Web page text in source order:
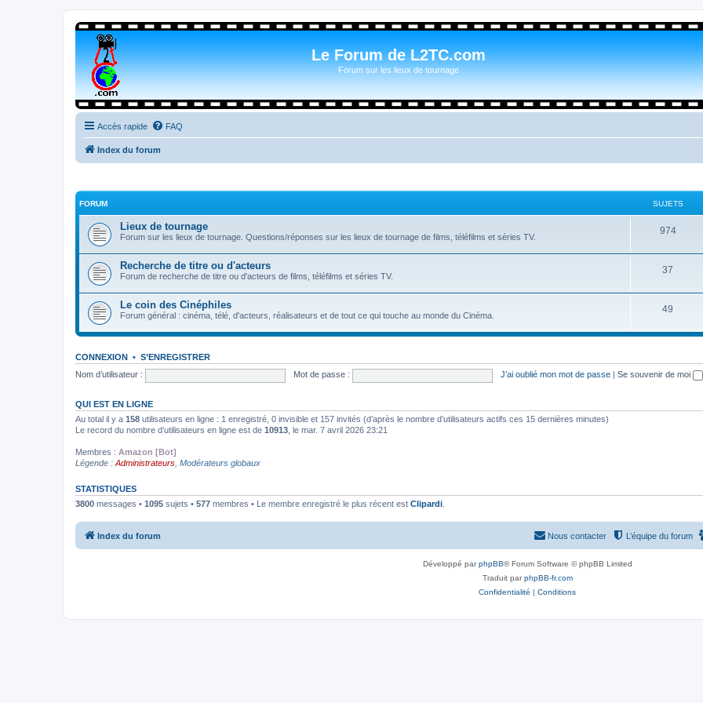
Le Forum de L2TC.com
Forum sur les lieux de tournage
Accès rapide FAQ
Index du forum
FORUM SUJETS
Lieux de tournage
Forum sur les lieux de tournage. Questions/réponses sur les lieux de tournage de films, téléfilms et séries TV.
974
Recherche de titre ou d'acteurs
Forum de recherche de titre ou d'acteurs de films, téléfilms et séries TV.
37
Le coin des Cinéphiles
Forum général : cinéma, télé, d'acteurs, réalisateurs et de tout ce qui touche au monde du Cinéma.
49
CONNEXION • S’ENREGISTRER
Nom d’utilisateur :
Mot de passe : J’ai oublié mon mot de passe Se souvenir de moi
QUI EST EN LIGNE
Au total il y a 158 utilisateurs en ligne : 1 enregistré, 0 invisible et 157 invités (d’après le nombre d’utilisateurs actifs ces 15 dernières minutes)
Le record du nombre d’utilisateurs en ligne est de 10913 , le mar. 7 avril 2026 23:21
Membres : Amazon [Bot]
Légende : Administrateurs Modérateurs globaux
STATISTIQUES
3800 messages • 1095 sujets • 577 membres • Le membre enregistré le plus récent est Clipardi
Index du forum L’équipe du forum
Nous contacter
Développé parphpBB® Forum Software © phpBB Limited
Traduit parphpBB-fr.com
Confidentialité | Conditions